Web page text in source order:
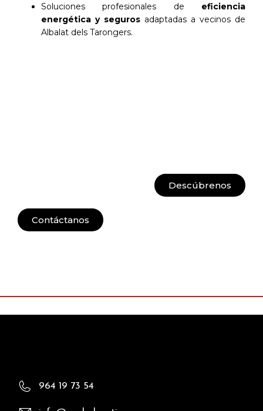
Soluciones profesionales de eficiencia
energética y seguros adaptadas a vecinos de
Albalat dels Tarongers.
Descúbrenos
Contáctanos
964 19 73 54